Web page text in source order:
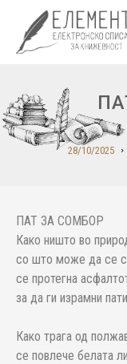
28/10/2025
ПАТ ЗА СОМБОР
Како ништо во
со што може да се
се протегна
за да ги израмни
Како трага од
се повлече белата